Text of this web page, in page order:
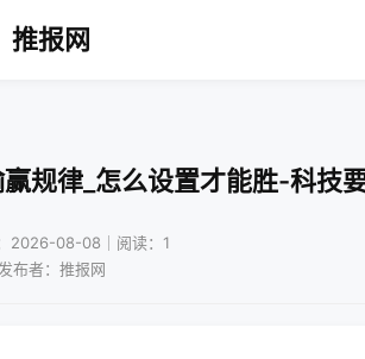
推报网
规律_怎么设置才能胜-科技
2026-08-08｜阅读：1
发布者：推报网